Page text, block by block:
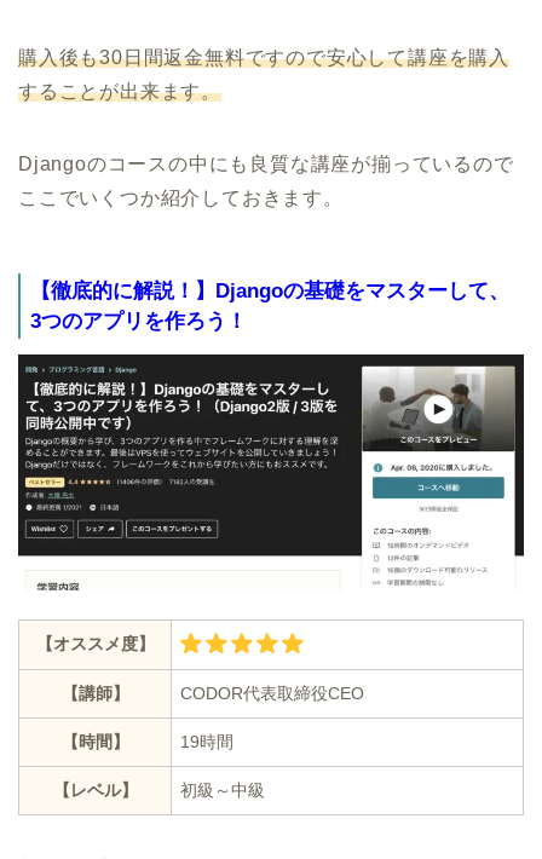
購入後も30日間返金無料ですので安心して講座を購入
することが出来ます。
Djangoのコースの中にも良質な講座が揃っているので
ここでいくつか紹介しておきます。
【徹底的に解説！】Djangoの基礎をマスターして、
3つのアプリを作ろう！
【オススメ度】
【講師】 CODOR代表取締役CEO
【時間】 19時間
【レベル】 初級～中級